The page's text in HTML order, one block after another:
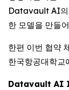
Datavault AI의
한 모델을 만들
한편 이번 협약
한국항공대학교
Datavault AI